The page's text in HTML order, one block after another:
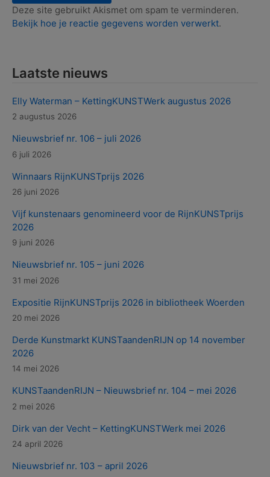
Deze site gebruikt Akismet om spam te verminderen.
Bekijk hoe je reactie gegevens worden verwerkt.
Laatste nieuws
Elly Waterman – KettingKUNSTWerk augustus 2026
2 augustus 2026
Nieuwsbrief nr. 106 – juli 2026
6 juli 2026
Winnaars RijnKUNSTprijs 2026
26 juni 2026
Vijf kunstenaars genomineerd voor de RijnKUNSTprijs
2026
9 juni 2026
Nieuwsbrief nr. 105 – juni 2026
31 mei 2026
Expositie RijnKUNSTprijs 2026 in bibliotheek Woerden
20 mei 2026
Derde Kunstmarkt KUNSTaandenRIJN op 14 november
2026
14 mei 2026
KUNSTaandenRIJN – Nieuwsbrief nr. 104 – mei 2026
2 mei 2026
Dirk van der Vecht – KettingKUNSTWerk mei 2026
24 april 2026
Nieuwsbrief nr. 103 – april 2026